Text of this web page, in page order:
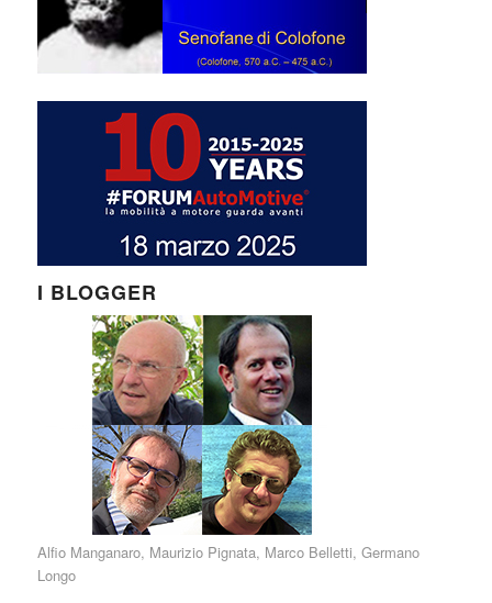
I BLOGGER
Alfio Manganaro, Maurizio Pignata, Marco Belletti, Germano
Longo